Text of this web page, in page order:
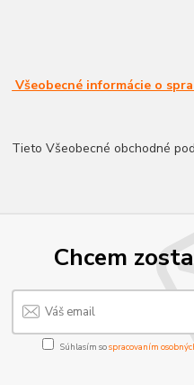
Všeobecné informácie o
Tieto Všeobecné obchodné
Chcem
Súhlasím sospracovaním